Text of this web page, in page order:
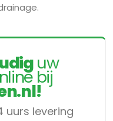
uw
bij
uurs levering